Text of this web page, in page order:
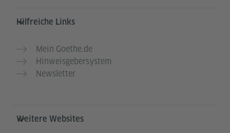
Hilfreiche Links
Mein Goethe.de
Hinweisgebersystem
Newsletter
Weitere Websites